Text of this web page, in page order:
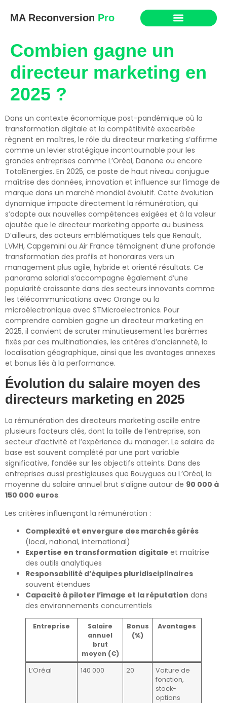
MA Reconversion Pro
Combien gagne un
directeur marketing en
2025 ?
Dans un contexte économique post-pandémique où la
transformation digitale et la compétitivité exacerbée
règnent en maîtres, le rôle du directeur marketing s’affirme
comme un levier stratégique incontournable pour les
grandes entreprises comme L’Oréal, Danone ou encore
TotalEnergies. En 2025, ce poste de haut niveau conjugue
maîtrise des données, innovation et influence sur l’image de
marque dans un marché mondial évolutif. Cette évolution
dynamique impacte directement la rémunération, qui
s’adapte aux nouvelles compétences exigées et à la valeur
ajoutée que le directeur marketing apporte au business.
D’ailleurs, des acteurs emblématiques tels que Renault,
LVMH, Capgemini ou Air France témoignent d’une profonde
transformation des profils et honoraires vers un
management plus agile, hybride et orienté résultats. Ce
panorama salarial s’accompagne également d’une
popularité croissante dans des secteurs innovants comme
les télécommunications avec Orange ou la
microélectronique avec STMicroelectronics. Pour
comprendre combien gagne un directeur marketing en
2025, il convient de scruter minutieusement les barèmes
fixés par ces multinationales, les critères d’ancienneté, la
localisation géographique, ainsi que les avantages annexes
et bonus liés à la performance.
Évolution du salaire moyen des
directeurs marketing en 2025
La rémunération des directeurs marketing oscille entre
plusieurs facteurs clés, dont la taille de l’entreprise, son
secteur d’activité et l’expérience du manager. Le salaire de
base est souvent complété par une part variable
significative, fondée sur les objectifs atteints. Dans des
entreprises aussi prestigieuses que Bouygues ou L’Oréal, la
moyenne du salaire annuel brut s’aligne autour de 90 000 à
150 000 euros.
Les critères influençant la rémunération :
Complexité et envergure des marchés gérés
(local, national, international)
Expertise en transformation digitale et maîtrise
des outils analytiques
Responsabilité d’équipes pluridisciplinaires
souvent étendues
Capacité à piloter l’image et la réputation dans
des environnements concurrentiels
Entreprise
Salaire
annuel
brut
moyen (€)
Bonus
(%)
Avantages
L’Oréal 140 000 20
Voiture de
fonction,
stock-
options